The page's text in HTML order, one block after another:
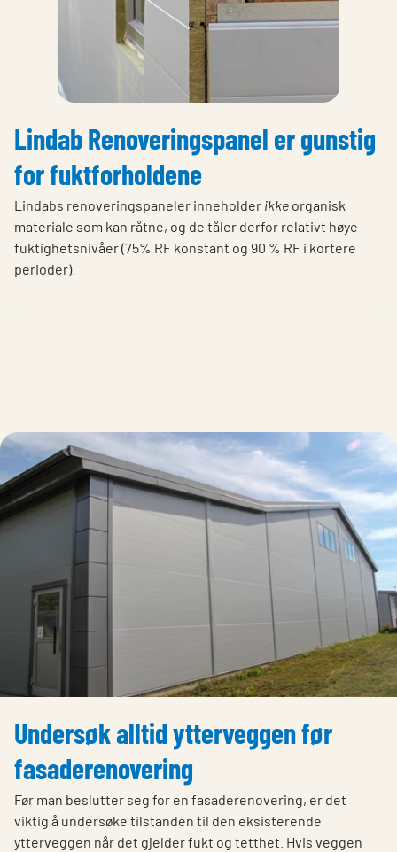
Lindab Renoveringspanel er gunstig
for fuktforholdene
Lindabs renoveringspaneler inneholder ikke organisk
materiale som kan råtne, og de tåler derfor relativt høye
fuktighetsnivåer (75% RF konstant og 90 % RF i kortere
perioder).
Undersøk alltid ytterveggen før
fasaderenovering
Før man beslutter seg for en fasaderenovering, er det
viktig å undersøke tilstanden til den eksisterende
ytterveggen når det gjelder fukt og tetthet. Hvis veggen